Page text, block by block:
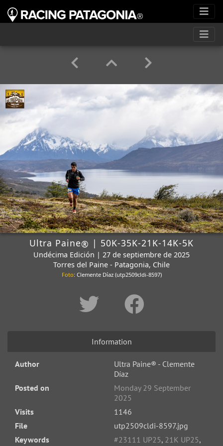
Ultra Paine® | 50K-35K-21K-14K-5K
Undécima Edición | 27 de septiembre de 2025
Torres del Paine - Patagonia, Chile
Foto: Clemente Díaz (utp2509cldi-8597)
Information
Author
Ultra Paine® - Clemente
Díaz
Posted on
Monday 29 September
2025
Visits
1146
File
utp2509cldi-8597.jpg
Keywords
#23111 UP25, 21K UP25,